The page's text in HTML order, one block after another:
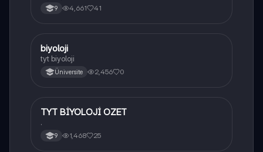
9 4,661 41
BBiyoloji
biyoloji
tyt biyoloji
Üniversite 2,456 0
Biyoloji
TYT BİYOLOJİ OZET
.
9 1,468 25